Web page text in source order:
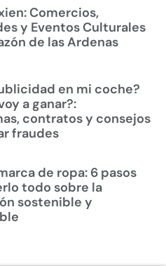
Comercios,
y Eventos Culturales
de las Ardenas
en mi coche?
a ganar?:
contratos y consejos
fraudes
de ropa: 6 pasos
todo sobre la
sostenible y